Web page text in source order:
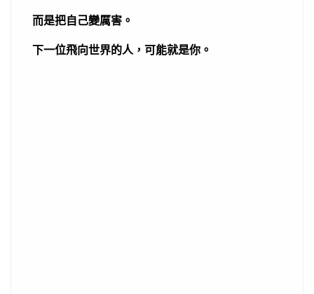
而是把自己變厲害。
下一位飛向世界的人，可能就是你。